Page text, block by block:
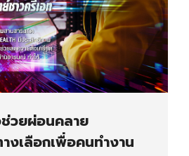
วยผ่อนคลาย
งเลือกเพื่อคนทำงาน